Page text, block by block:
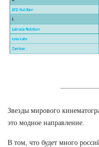
Звезды мирового
это модное направление.
В том, что будет много